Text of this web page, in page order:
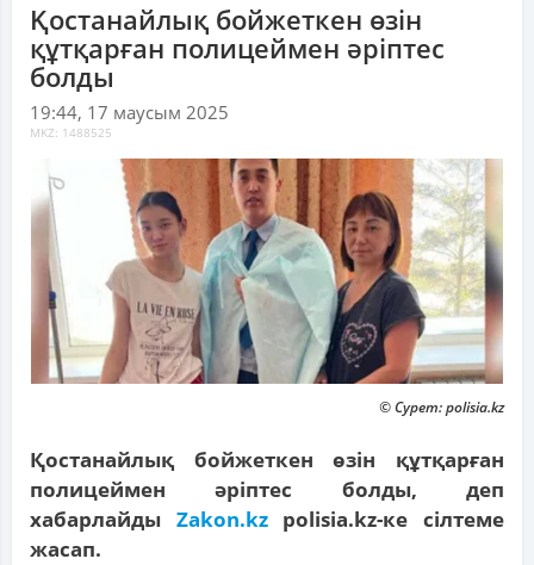
Қостанайлық бойжеткен өзін
құтқарған полицеймен әріптес
болды
19:44, 17 маусым 2025
MKZ: 1488525
© Сурет: polisia.kz
Қостанайлық бойжеткен өзін құтқарған
полицеймен әріптес болды, деп
хабарлайды Zakon.kzpolisia.kz-ке сілтеме
жасап.